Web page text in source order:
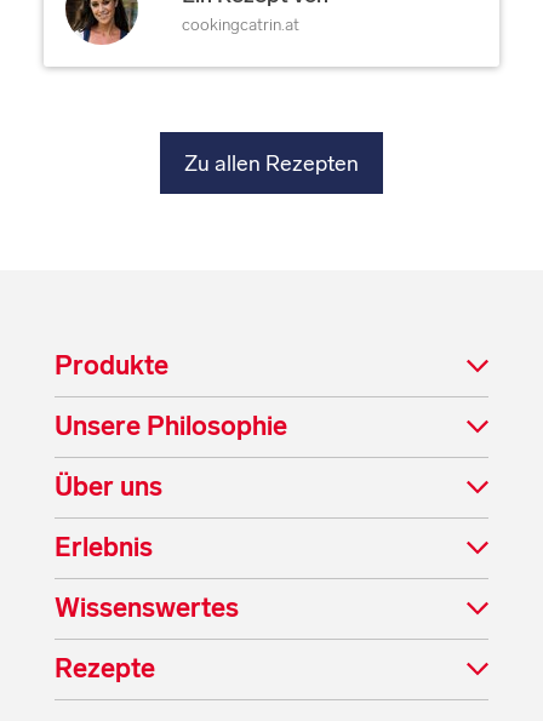
cookingcatrin.at
Zu allen Rezepten
Produkte
Unsere Philosophie
Über uns
Erlebnis
Wissenswertes
Rezepte